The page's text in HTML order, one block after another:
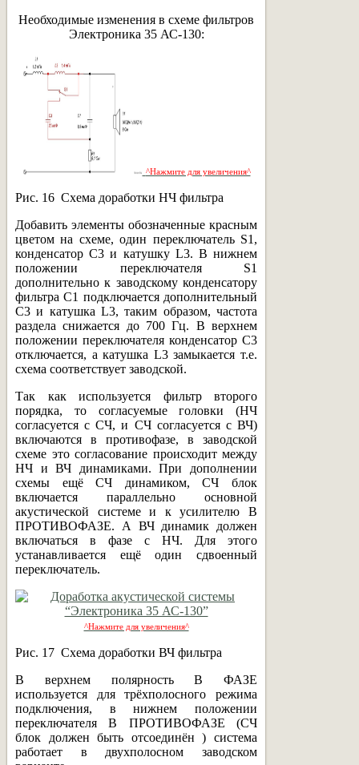
Необходимые изменения в схеме фильтров
Электроника 35 АС-130:
^Нажмите для увеличения^
Рис. 16 Схема доработки НЧ фильтра
Добавить элементы обозначенные красным
цветом на схеме, один переключатель S1,
конденсатор C3 и катушку L3. В нижнем
положении переключателя S1
дополнительно к заводскому конденсатору
фильтра C1 подключается дополнительный
C3 и катушка L3, таким образом, частота
раздела снижается до 700 Гц. В верхнем
положении переключателя конденсатор C3
отключается, а катушка L3 замыкается т.е.
схема соответствует заводской.
Так как используется фильтр второго
порядка, то согласуемые головки (НЧ
согласуется с СЧ, и СЧ согласуется с ВЧ)
включаются в противофазе, в заводской
схеме это согласование происходит между
НЧ и ВЧ динамиками. При дополнении
схемы ещё СЧ динамиком, СЧ блок
включается параллельно основной
акустической системе и к усилителю В
ПРОТИВОФАЗЕ. А ВЧ динамик должен
включаться в фазе с НЧ. Для этого
устанавливается ещё один сдвоенный
переключатель.
^Нажмите для увеличения^
Рис. 17 Схема доработки ВЧ фильтра
В верхнем полярность В ФАЗЕ
используется для трёхполосного режима
подключения, в нижнем положении
переключателя В ПРОТИВОФАЗЕ (СЧ
блок должен быть отсоединён ) система
работает в двухполосном заводском